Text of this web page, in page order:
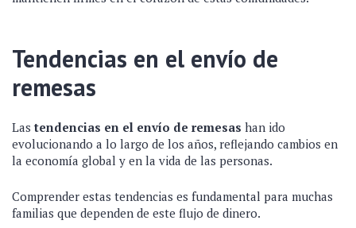
Tendencias en el envío de
remesas
Lastendencias en el envío de remesas han ido
evolucionando a lo largo de los años, reflejando cambios en
la economía global y en la vida de las personas.
Comprender estas tendencias es fundamental para muchas
familias que dependen de este flujo de dinero.